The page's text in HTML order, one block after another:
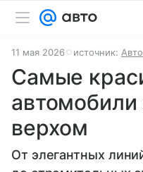
11 мая 2026 источник:
Самые
верхом
От элегантных